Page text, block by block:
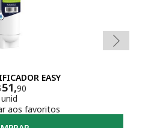
EASY
51,90
unid
aos favoritos